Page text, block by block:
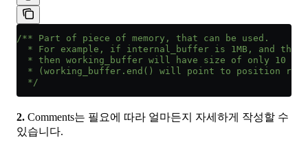
/** Part of piece of memory, that can be used.
* For example, if internal_buffer is 1MB, and
* then working_buffer will have size of only 10
* (working_buffer.end() will point to position
  */
2. Comments는 필요에 따라 얼마든지 자세하게 작성할 수
있습니다.